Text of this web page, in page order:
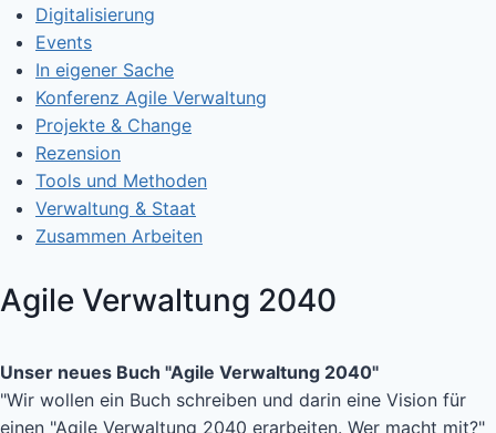
Digitalisierung
Events
In eigener Sache
Konferenz Agile Verwaltung
Projekte & Change
Rezension
Tools und Methoden
Verwaltung & Staat
Zusammen Arbeiten
Agile Verwaltung 2040
Unser neues Buch "Agile Verwaltung 2040"
"Wir wollen ein Buch schreiben und darin eine Vision für
einen "Agile Verwaltung 2040 erarbeiten. Wer macht mit?"